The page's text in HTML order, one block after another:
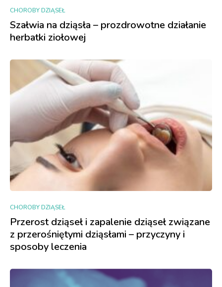
CHOROBY DZIĄSEŁ
Szałwia na dziąsła – prozdrowotne działanie
herbatki ziołowej
CHOROBY DZIĄSEŁ
Przerost dziąseł i zapalenie dziąseł związane
z przerośniętymi dziąsłami – przyczyny i
sposoby leczenia